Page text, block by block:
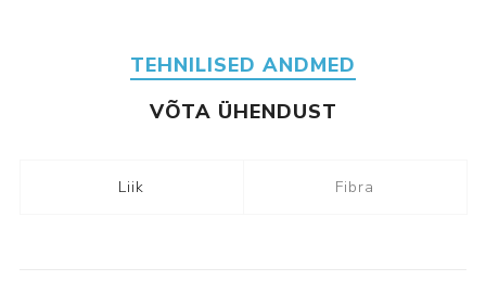
TEHNILISED ANDMED
VÕTA ÜHENDUST
Liik Fibra